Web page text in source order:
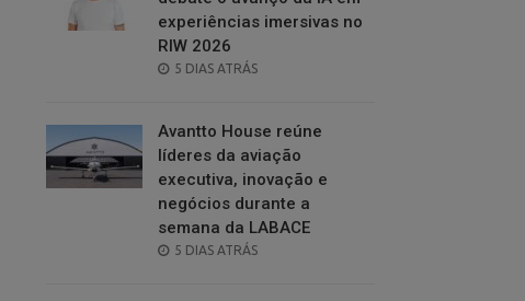
experiências imersivas no
RIW 2026
POSTED
5 DIAS ATRÁS
Avantto House reúne
líderes da aviação
executiva, inovação e
negócios durante a
semana da LABACE
POSTED
5 DIAS ATRÁS